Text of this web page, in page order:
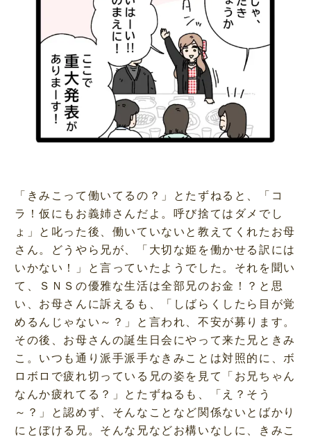
「きみこって働いてるの？」とたずねると、「コ
ラ！仮にもお義姉さんだよ。呼び捨てはダメでし
ょ」と叱った後、働いていないと教えてくれたお母
さん。どうやら兄が、「大切な姫を働かせる訳には
いかない！」と言っていたようでした。それを聞い
て、ＳＮＳの優雅な生活は全部兄のお金！？と思
い、お母さんに訴えるも、「しばらくしたら目が覚
めるんじゃない～？」と言われ、不安が募ります。
その後、お母さんの誕生日会にやって来た兄ときみ
こ。いつも通り派手派手なきみことは対照的に、ボ
ロボロで疲れ切っている兄の姿を見て「お兄ちゃん
なんか疲れてる？」とたずねるも、「え？そう
～？」と認めず、そんなことなど関係ないとばかり
にとぼける兄。そんな兄などお構いなしに、きみこ